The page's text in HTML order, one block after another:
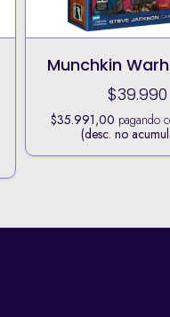
Munchkin
$39.990
$35.991,00 pagando
(desc. no